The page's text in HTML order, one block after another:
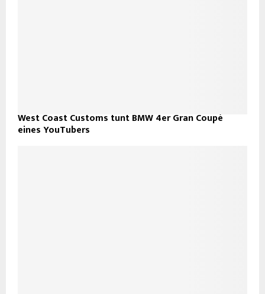
West Coast Customs tunt BMW 4er Gran Coupé
eines YouTubers